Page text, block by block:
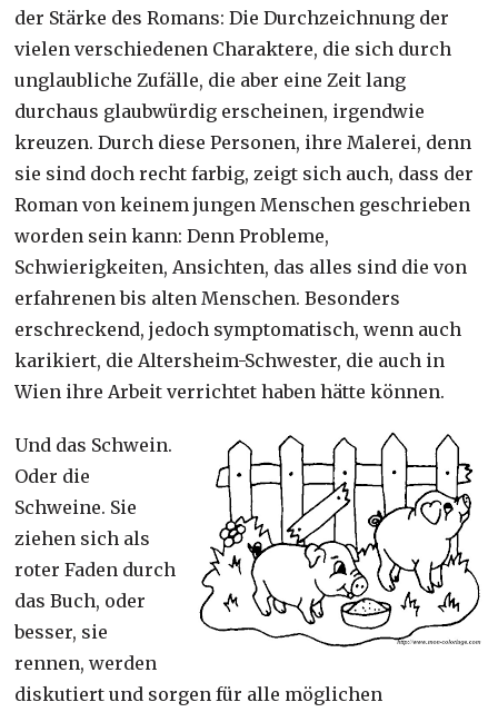
der Stärke des Romans: Die Durchzeichnung der
vielen verschiedenen Charaktere, die sich durch
unglaubliche Zufälle, die aber eine Zeit lang
durchaus glaubwürdig erscheinen, irgendwie
kreuzen. Durch diese Personen, ihre Malerei, denn
sie sind doch recht farbig, zeigt sich auch, dass der
Roman von keinem jungen Menschen geschrieben
worden sein kann: Denn Probleme,
Schwierigkeiten, Ansichten, das alles sind die von
erfahrenen bis alten Menschen. Besonders
erschreckend, jedoch symptomatisch, wenn auch
karikiert, die Altersheim-Schwester, die auch in
Wien ihre Arbeit verrichtet haben hätte können.
Und das Schwein.
Oder die
Schweine. Sie
ziehen sich als
roter Faden durch
das Buch, oder
besser, sie
rennen, werden
diskutiert und sorgen für alle möglichen